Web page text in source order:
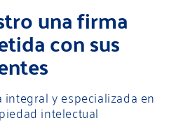
una firma
con sus
y especializada en
intelectual